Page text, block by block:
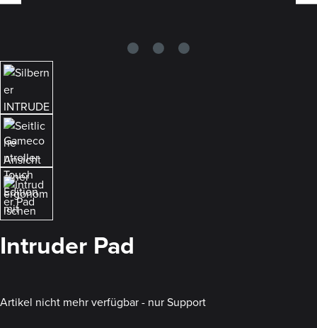
Intruder Pad
Artikel nicht mehr verfügbar - nur Support